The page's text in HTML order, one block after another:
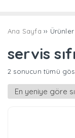
Ana Sayfa ››
servis
2 sonucun tümü